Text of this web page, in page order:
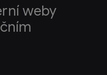
weby